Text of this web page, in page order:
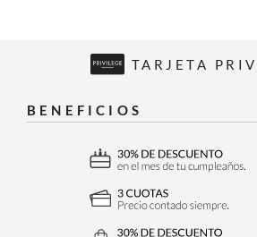
TARJETA
BENEFICIOS